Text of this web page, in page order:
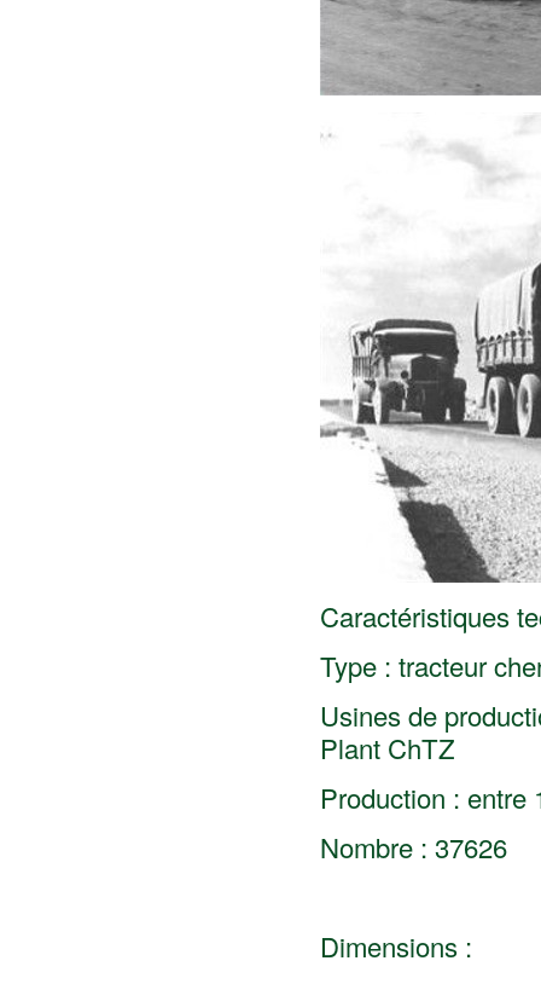
Caractéristiques
Type : tracteur
Usines de
Plant ChTZ
Production : entre
Nombre : 37626
Dimensions :